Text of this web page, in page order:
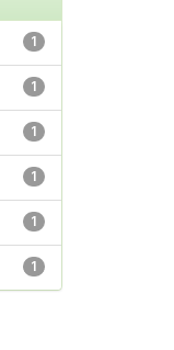
1
1
1
1
1
1